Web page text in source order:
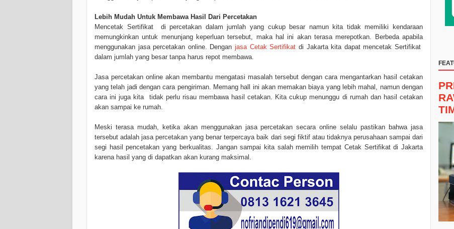
Lebih Mudah Untuk Membawa Hasil Dari Percetakan
Mencetak Sertifikat di percetakan dalam jumlah yang cukup besar namun kita tidak memiliki kendaraan
memungkinkan untuk menunjang keperluan tersebut, maka hal ini akan terasa merepotkan. Berbeda apabila
menggunakan jasa percetakan online. Denganjasa Cetak Sertifikat di Jakarta kita dapat mencetak Sertifikat
dalam jumlah yang besar tanpa harus repot membawa.
Jasa percetakan online akan membantu mengatasi masalah tersebut dengan cara mengantarkan hasil cetakan
yang telah jadi dengan cara pengiriman. Memang hall ini akan memakan biaya yang lebih mahal, namun dengan
cara ini juga kita tidak perlu risau membawa hasil cetakan. Kita cukup menunggu di rumah dan hasil cetakan
akan sampai ke rumah.
Meski terasa mudah, ketika akan menggunakan jasa percetakan secara online selalu pastikan bahwa jasa
tersebut adalah jasa percetakan yang benar terpercaya baik dari segi fiktif atau tidaknya perusahaan sampai dari
segi hasil pencetakan yang berkualitas. Jangan sampai kita salah memilih tempat Cetak Sertifikat di Jakarta
karena hasil yang di dapatkan akan kurang maksimal.